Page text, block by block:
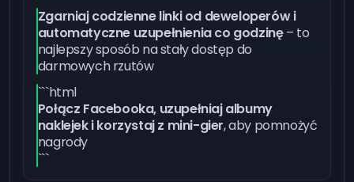
Zgarniaj codzienne linki od deweloperów i
automatyczne uzupełnienia co godzinę– to
najlepszy sposób na stały dostęp do
darmowych rzutów
```html
Połącz Facebooka, uzupełniaj albumy
naklejek i korzystaj z mini-gier, aby pomnożyć
nagrody
```